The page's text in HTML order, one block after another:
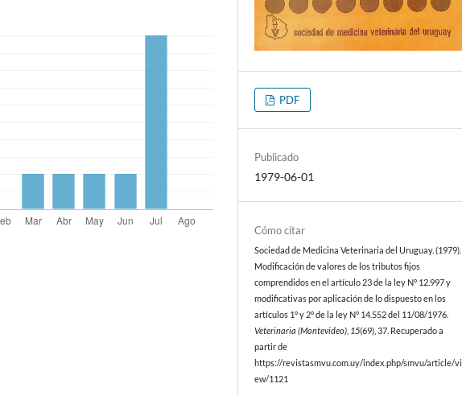
PDF
Publicado
1979-06-01
Cómo citar
Sociedad de Medicina Veterinaria del Uruguay. (1979).
Modificación de valores de los tributos fijos
comprendidos en el artículo 23 de la ley N° 12.997 y
modificativas por aplicación de lo dispuesto en los
artículos 1° y 2° de la ley N° 14.552 del 11/08/1976.
Veterinaria (Montevideo) 15(69), 37. Recuperado a
partir de
https://revistasmvu.com.uy/index.php/smvu/article/vi
ew/1121